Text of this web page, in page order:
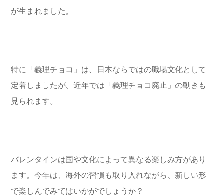
が生まれました。
特に「義理チョコ」は、日本ならではの職場文化として
定着しましたが、近年では「義理チョコ廃止」の動きも
見られます。
バレンタインは国や文化によって異なる楽しみ方があり
ます。今年は、海外の習慣も取り入れながら、新しい形
で楽しんでみてはいかがでしょうか？